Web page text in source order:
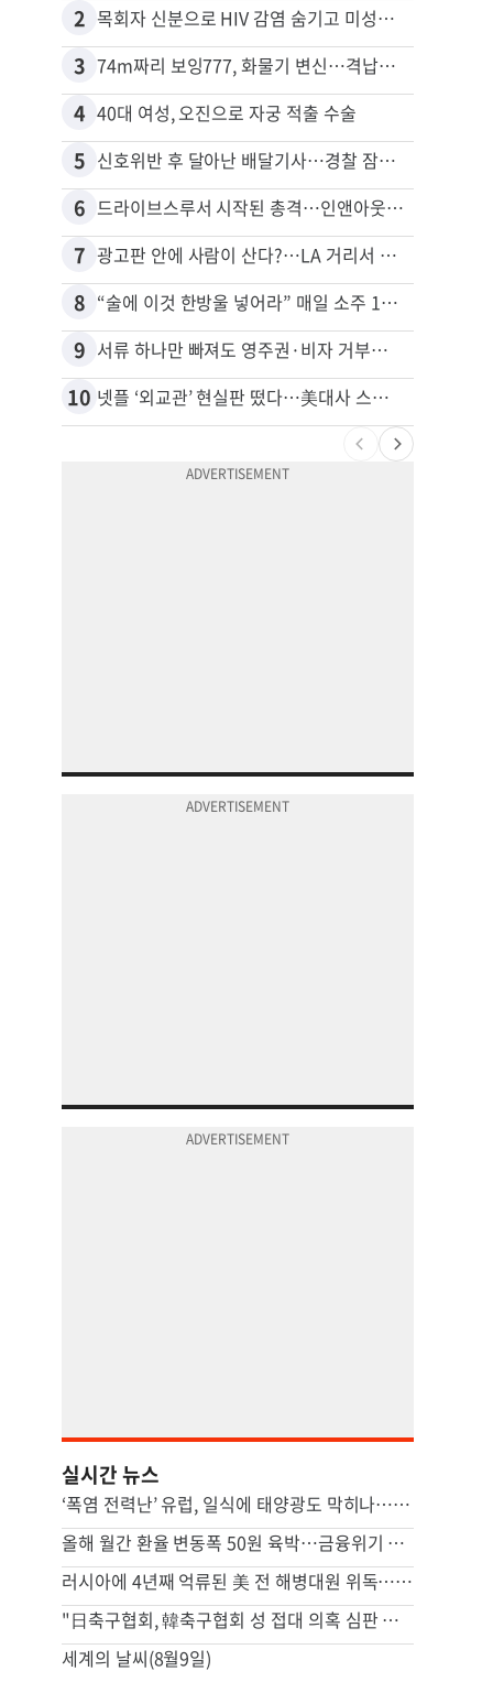
2 목회자 신분으로 HIV 감염 숨기고 미성년자와 성관계
3 74m짜리 보잉777, 화물기 변신…격납고서 ‘보물’ 찾는 인천공항
4 40대 여성, 오진으로 자궁 적출 수술
5 신호위반 후 달아난 배달기사…경찰 잠복해 잡고보니 ‘반전’
6 드라이브스루서 시작된 총격…인앤아웃 참사 영상 공개
7 광고판 안에 사람이 산다?…LA 거리서 화제
8 “술에 이것 한방울 넣어라” 매일 소주 1병 까는 91세의 철칙
9 서류 하나만 빠져도 영주권·비자 거부…심사관 재량권 대폭 확대
10 넷플 ‘외교관’ 현실판 떴다…美대사 스틸 지키는 ‘신 스틸러’
실시간 뉴스
‘폭염 전력난’ 유럽, 일식에 태양광도 막히나…원전 10기 중단효과
올해 월간 환율 변동폭 50원 육박…금융위기 이후 최고
러시아에 4년째 억류된 美 전 해병대원 위독…美 "깊이 우려"
"日축구협회, 韓축구협회 성 접대 의혹 심판 조사 중"
세계의 날씨(8월9일)